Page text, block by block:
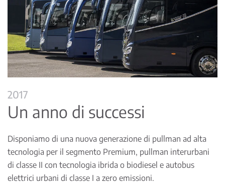
2017
Un anno di successi
Disponiamo di una nuova generazione di pullman ad alta
tecnologia per il segmento Premium, pullman interurbani
di classe II con tecnologia ibrida o biodiesel e autobus
elettrici urbani di classe I a zero emissioni.